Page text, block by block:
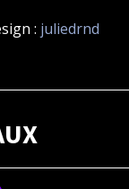
: juliedrnd